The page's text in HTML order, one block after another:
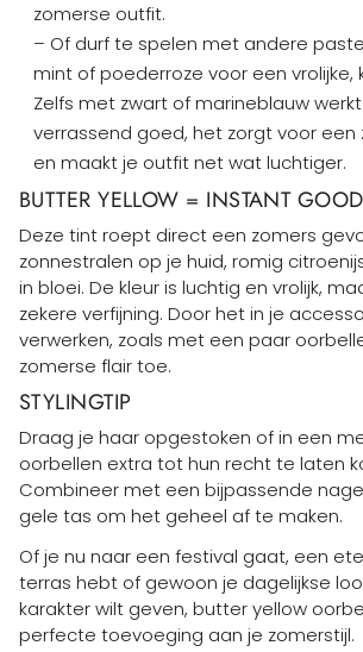
zomerse outfit.
– Of durf te spelen met andere
mint of poederroze voor een vrolijke,
Zelfs met zwart of marineblauw
verrassend goed, het zorgt voor
en maakt je outfit net wat luchtiger.
BUTTER YELLOW = INSTANT
Deze tint roept direct een zomers
zonnestralen op je huid, romig
in bloei. De kleur is luchtig en vrolijk,
zekere verfijning. Door het in je
verwerken, zoals met een paar
zomerse flair toe.
STYLINGTIP
Draag je haar opgestoken of in een
oorbellen extra tot hun recht te laten
Combineer met een bijpassende
gele tas om het geheel af te maken.
Of je nu naar een festival gaat, een
terras hebt of gewoon je dagelijkse
karakter wilt geven, butter yellow
perfecte toevoeging aan je zomerstijl.